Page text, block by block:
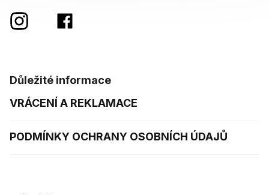
Důležité informace
VRÁCENÍ A REKLAMACE
PODMÍNKY OCHRANY OSOBNÍCH ÚDAJŮ